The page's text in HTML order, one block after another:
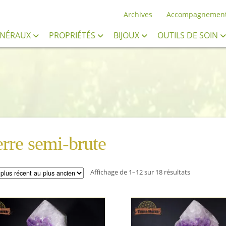
Archives
PROPRIÉTÉS BIJOUX OUTILS DE SOIN
semi-brute
Affichage de 1–12 sur 18 résultatsTrié
récent
au
plus